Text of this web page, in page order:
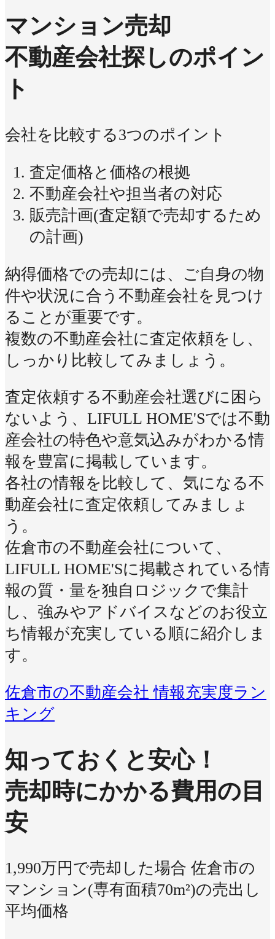
マンション売却
不動産会社探しのポイン
ト
会社を比較する3つのポイント
査定価格と価格の根拠
不動産会社や担当者の対応
販売計画(査定額で売却するため
の計画)
納得価格での売却には、ご自身の物
件や状況に合う不動産会社を見つけ
ることが重要です。
複数の不動産会社に査定依頼をし、
しっかり比較してみましょう。
査定依頼する不動産会社選びに困ら
ないよう、LIFULL HOME'Sでは不動
産会社の特色や意気込みがわかる情
報を豊富に掲載しています。
各社の情報を比較して、気になる不
動産会社に査定依頼してみましょ
う。
佐倉市の不動産会社について、
LIFULL HOME'Sに掲載されている情
報の質・量を独自ロジックで集計
し、強みやアドバイスなどのお役立
ち情報が充実している順に紹介しま
す。
佐倉市の不動産会社 情報充実度ラン
キング
知っておくと安心！
売却時にかかる費用の目
安
1,990万円で売却した場合 佐倉市の
マンション(専有面積70m²)の売出し
平均価格